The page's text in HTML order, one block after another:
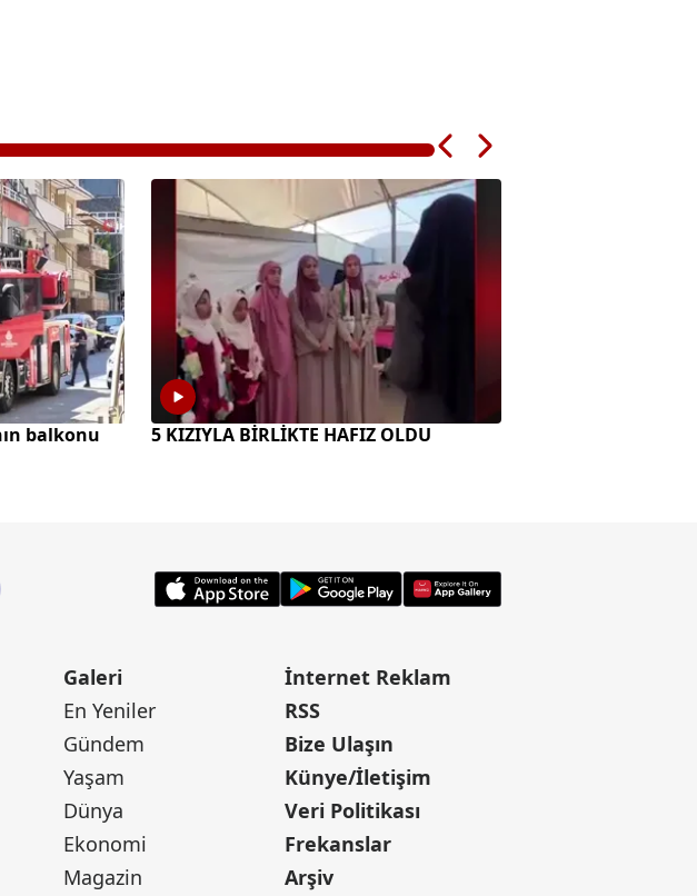
balkonu
5 KIZIYLA BİRLİKTE HAFIZ OLDU
Galeri
En Yeniler
Gündem
Yaşam
Dünya
Ekonomi
Magazin
İnternet Reklam
RSS
Bize Ulaşın
Künye/İletişim
Veri Politikası
Frekanslar
Arşiv